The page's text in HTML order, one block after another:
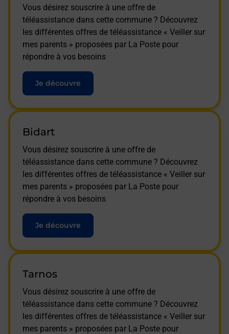
Vous désirez souscrire à une offre de
téléassistance dans cette commune ? Découvrez
les différentes offres de téléassistance « Veiller sur
mes parents » proposées par La Poste pour
répondre à vos besoins
Je découvre
Bidart
Vous désirez souscrire à une offre de
téléassistance dans cette commune ? Découvrez
les différentes offres de téléassistance « Veiller sur
mes parents » proposées par La Poste pour
répondre à vos besoins
Je découvre
Tarnos
Vous désirez souscrire à une offre de
téléassistance dans cette commune ? Découvrez
les différentes offres de téléassistance « Veiller sur
mes parents » proposées par La Poste pour